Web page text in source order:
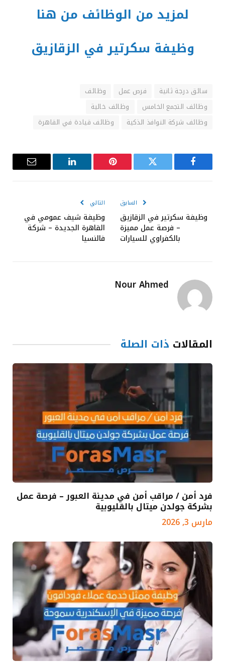
لمزيد من الوظائف من هنا
وظيفة سكرتير في الزقازيق
سائق درجة ثانية فرص عمل
وظائف
وظائف التجمع الخامس
وظائف خالية
وظائف شركة النوافذ الذكية
وظائف قيادة في القاهرة
فيسبوك تويتر بينتيريست لينكدإن
البريد
السابق
وظيفة سكرتير في الزقازيق
– فرصة عمل مميزة
بالكفراوي للسيارات
التالي
وظيفة شيف عمومي في
القاهرة الجديدة – شركة
فالنسيا
Nour Ahmed
المقالات ذات الصلة
فرد أمن / مراقب أمن في مدينة العبور – فرصة عمل
بشركة جولدن ميتال بالقليوبية
مارس 3, 2026